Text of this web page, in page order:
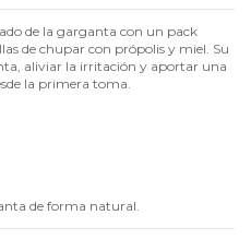
de la garganta con un pack
de chupar con própolis y miel. Su
aliviar la irritación y aportar una
la primera toma.
de forma natural.